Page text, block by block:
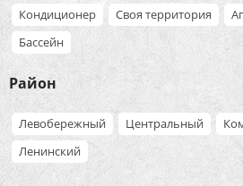
Кондиционер
Своя территория
Бассейн
Район
Левобережный Центральный
Ленинский